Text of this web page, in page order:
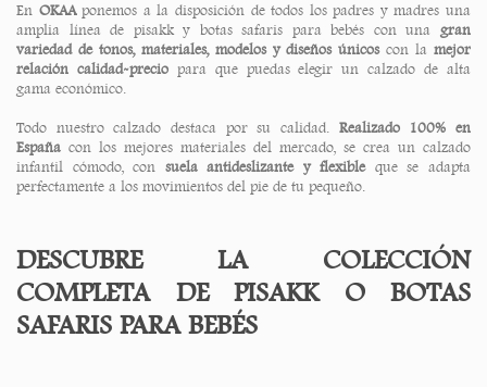
En OKAAponemos a la disposición de todos los padres y madres una
amplia línea de pisakk y botas safaris para bebés con una gran
variedad de tonos, materiales, modelos y diseños únicoscon lamejor
relación calidad-preciopara que puedas elegir un calzado de alta
gama económico.
Todo nuestro calzado destaca por su calidad. Realizado 100% en
España con los mejores materiales del mercado, se crea un calzado
infantil cómodo, con suela antideslizante y flexible que se adapta
perfectamente a los movimientos del pie de tu pequeño.
DESCUBRE LA COLECCIÓN
COMPLETA DE PISAKK O BOTAS
SAFARIS PARA BEBÉS